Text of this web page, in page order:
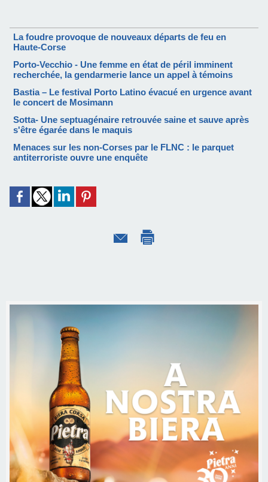
La foudre provoque de nouveaux départs de feu en
Haute-Corse
Porto-Vecchio - Une femme en état de péril imminent
recherchée, la gendarmerie lance un appel à témoins
Bastia – Le festival Porto Latino évacué en urgence avant
le concert de Mosimann
Sotta- Une septuagénaire retrouvée saine et sauve après
s'être égarée dans le maquis
Menaces sur les non-Corses par le FLNC : le parquet
antiterroriste ouvre une enquête